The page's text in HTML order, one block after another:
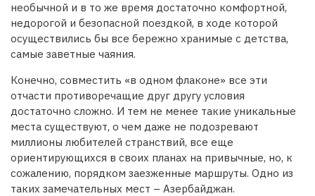
необычной и в то же время достаточно комфортной,
недорогой и безопасной поездкой, в ходе которой
осуществились бы все бережно хранимые с детства,
самые заветные чаяния.
Конечно, совместить «в одном флаконе» все эти
отчасти противоречащие друг другу условия
достаточно сложно. И тем не менее такие уникальные
места существуют, о чем даже не подозревают
миллионы любителей странствий, все еще
ориентирующихся в своих планах на привычные, но, к
сожалению, порядком заезженные маршруты. Одно из
таких замечательных мест – Азербайджан.